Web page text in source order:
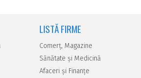
LISTĂ FIRME
Comerţ, Magazine
Sănătate şi Medicină
Afaceri şi Finanţe